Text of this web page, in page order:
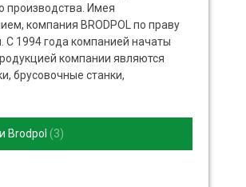
производства. Имея
компания BRODPOL по праву
С 1994 года компанией начаты
компании являются
брусовочные станки,
Brodpol 3